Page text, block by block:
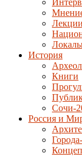
История
Книги
Сочи-
Россия и